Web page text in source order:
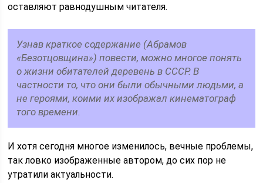
оставляют равнодушным читателя.
Узнав краткое содержание (Абрамов
«Безотцовщина») повести, можно многое понять
о жизни обитателей деревень в СССР. В
частности то, что они были обычными людьми, а
не героями, коими их изображал кинематограф
того времени.
И хотя сегодня многое изменилось, вечные проблемы,
так ловко изображенные автором, до сих пор не
утратили актуальности.